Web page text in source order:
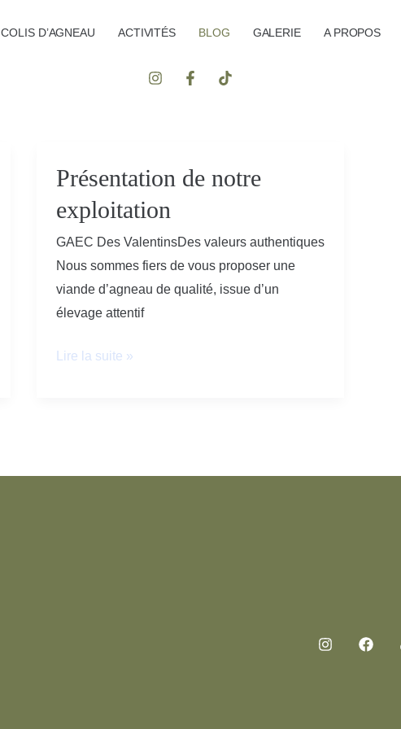
COLIS D’AGNEAU ACTIVITÉS BLOG GALERIE A PROPOS
Présentation de notre
exploitation
GAEC Des ValentinsDes valeurs authentiques
Nous sommes fiers de vous proposer une
viande d’agneau de qualité, issue d’un
élevage attentif
Présentation
notre
exploitation
Lire la suite »